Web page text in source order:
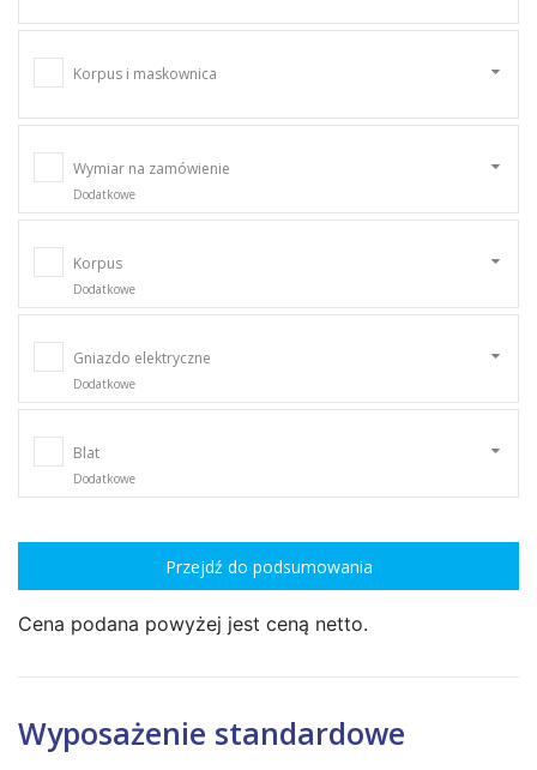
Korpus i maskownica
Wymiar na zamówienie
Dodatkowe
Korpus
Dodatkowe
Gniazdo elektryczne
Dodatkowe
Blat
Dodatkowe
Przejdź do podsumowania
Cena podana powyżej jest ceną netto.
Wyposażenie standardowe